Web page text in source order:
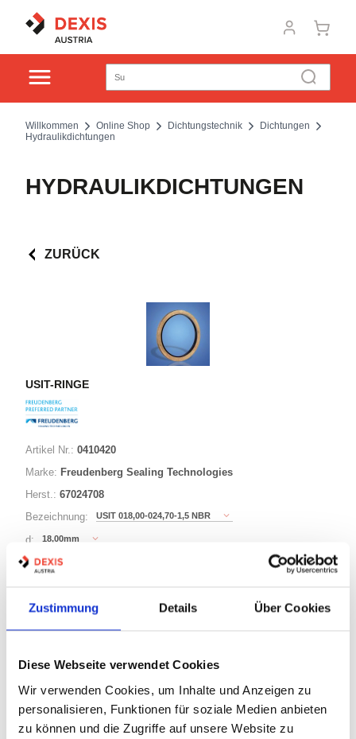
Zustimmung Details Über Cookies
Diese Webseite verwendet Cookies
Wir verwenden Cookies, um Inhalte und Anzeigen zu
personalisieren, Funktionen für soziale Medien anbieten
zu können und die Zugriffe auf unsere Website zu
Willkommen Online Shop Dichtungstechnik
Dichtungen
Hydraulikdichtungen
HYDRAULIKDICHTUNGEN
ZURÜCK
USIT-RINGE
Artikel Nr.: 0410420
Marke: Freudenberg Sealing Technologies
Herst.: 67024708
Bezeichnung:
USIT 018,00-024,70-1,5 NBR
d: 18,00mm
s: 1,50mm
Nicht auf Lager